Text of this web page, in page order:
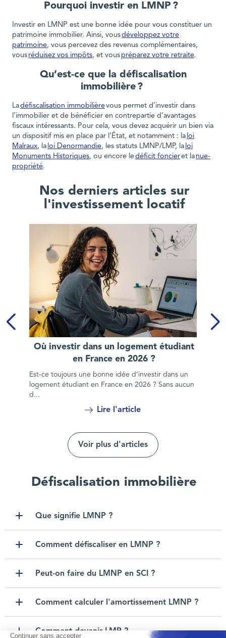
Pourquoi investir en LMNP ?
Investir en LMNP est une bonne idée pour vous constituer un
patrimoine immobilier. Ainsi, vousdéveloppez votre
patrimoine, vous percevez des revenus complémentaires,
vous réduisez vos impôts, et vous préparez votre retraite.
Qu’est-ce que la défiscalisation
immobilière ?
Ladéfiscalisation immobilièrevous permet d’investir dans
l’immobilier et de bénéficier en contrepartie d’avantages
fiscaux intéressants. Pour cela, vous devez acquérir un bien via
un dispositif mis en place par l’État, et notamment : la loi
Malraux, la loi Denormandie, les statuts LMNP/LMP, la loi
Monuments Historiques, ou encore ledéficit foncieret la nue-
propriété.
Nos derniers articles sur
l'investissement locatif
Où investir dans un logement étudiant en France en 2026 ?
Où investir dans un logement étudiant
en France en 2026 ?
Est-ce toujours une bonne idée d’investir dans un
logement étudiant en France en 2026 ? Sans aucun
d...
Lire l'article
Voir plus d'articles
Défiscalisation immobilière
Que signifie LMNP ?
Comment défiscaliser en LMNP ?
Peut-on faire du LMNP en SCI ?
Comment calculer l'amortissement LMNP ?
Comment devenir LMP ?